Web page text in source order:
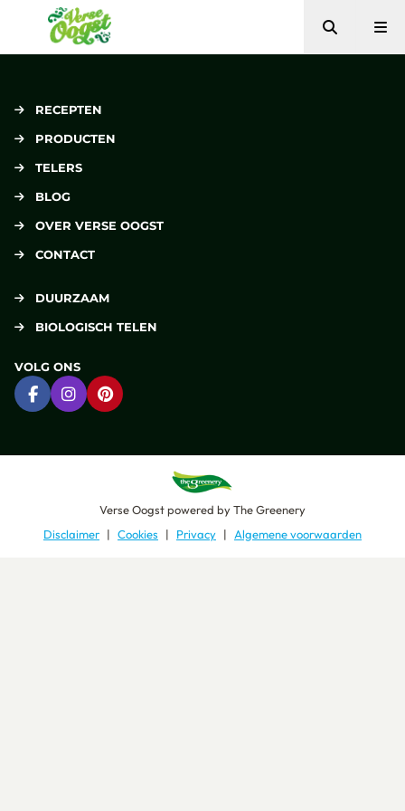
Verse Oogst
Zoeken
RECEPTEN
PRODUCTEN
TELERS
BLOG
OVER VERSE OOGST
CONTACT
DUURZAAM
BIOLOGISCH TELEN
VOLG ONS
Ga naar Facebook
Ga naar Instagram
Ga naar Pinterest
Verse Oogstpowered byThe Greenery
Disclaimer
Cookies Privacy Algemene voorwaarden